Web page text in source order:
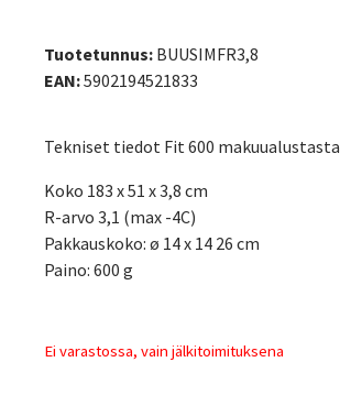
Tuotetunnus: BUUSIMFR3,8
EAN:5902194521833
Tekniset tiedot Fit 600 makuualustasta
Koko 183 x 51 x 3,8 cm
R-arvo 3,1 (max -4C)
Pakkauskoko: ø 14 x 14 26 cm
Paino: 600 g
Ei varastossa, vain jälkitoimituksena